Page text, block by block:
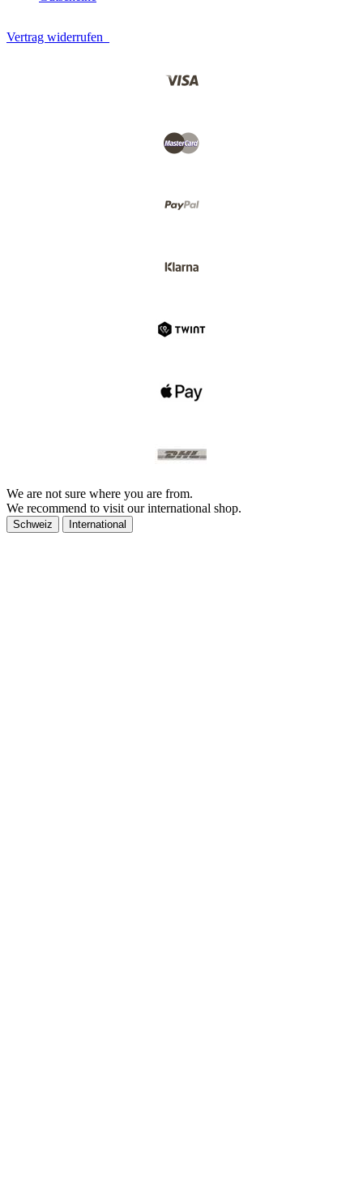
Vertrag widerrufen
We are not sure where you are from.
We recommend to visit our international shop.
Schweiz International